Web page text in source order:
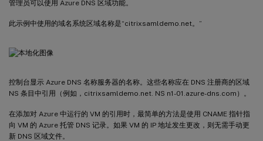
管理员可以使用 Azure DNS 区域功能。
此示例中使用的域名系统区域名称是“citrixsamldemo.net。”
控制台显示 Azure DNS 名称服务器的名称。这些名称应在 DNS 注册商的区域
NS 条目中引用（例如，citrixsamldemo.net. NS n1-01.azure-dns.com）。
在添加对 Azure 中运行的 VM 的引用时，最简单的方法是使用 CNAME 指针指
向 VM 的 Azure 托管 DNS 记录。如果 VM 的 IP 地址发生更改，则无需手动更
新 DNS 区域文件。